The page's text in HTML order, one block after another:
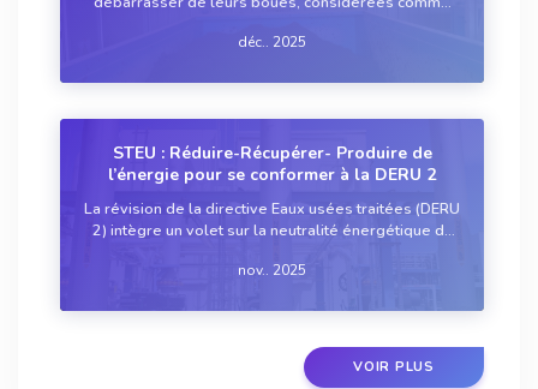
exigeant chacun une filière spécifique de
déc.. 2025
STEU : Réduire-Récupérer- Produire de
l’énergie pour se conformer à la DERU 2
La révision de la directive Eaux usées traitées (DERU
2) intègre un volet sur la neutralité énergétique du
traitement des eaux usées (STEU) affichant une
nov.. 2025
VOIR PLUS